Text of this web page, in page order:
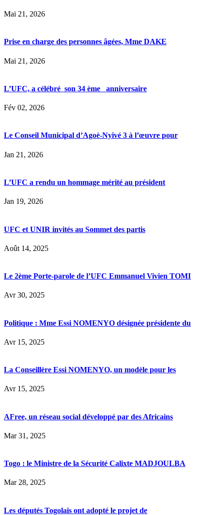
Mai 21, 2026
Prise en charge des personnes âgées, Mme DAKE
Mai 21, 2026
L’UFC, a célébré son 34 ème anniversaire
Fév 02, 2026
Le Conseil Municipal d’Agoè-Nyivé 3 à l’œuvre pour
Jan 21, 2026
L’UFC a rendu un hommage mérité au président
Jan 19, 2026
UFC et UNIR invités au Sommet des partis
Août 14, 2025
Le 2ème Porte-parole de l’UFC Emmanuel Vivien TOMI
Avr 30, 2025
Politique : Mme Essi NOMENYO désignée présidente du
Avr 15, 2025
La Conseillère Essi NOMENYO, un modèle pour les
Avr 15, 2025
AFree, un réseau social développé par des Africains
Mar 31, 2025
Togo : le Ministre de la Sécurité Calixte MADJOULBA
Mar 28, 2025
Les députés Togolais ont adopté le projet de